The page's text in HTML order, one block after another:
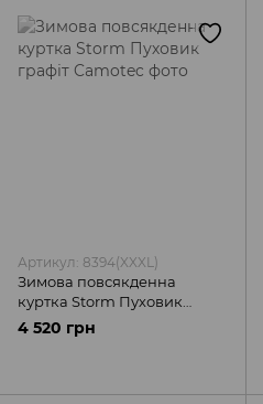
Артикул: 8394(XXXL)
Зимова повсякденна
куртка Storm Пуховик
графіт Camotec
4 520 грн